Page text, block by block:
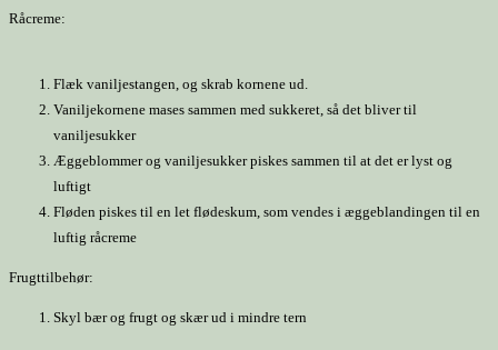
Råcreme:
Flæk vaniljestangen, og skrab kornene ud.
Vaniljekornene mases sammen med sukkeret, så det bliver til
vaniljesukker
Æggeblommer og vaniljesukker piskes sammen til at det er lyst og
luftigt
Fløden piskes til en let flødeskum, som vendes i æggeblandingen til en
luftig råcreme
Frugttilbehør:
Skyl bær og frugt og skær ud i mindre tern